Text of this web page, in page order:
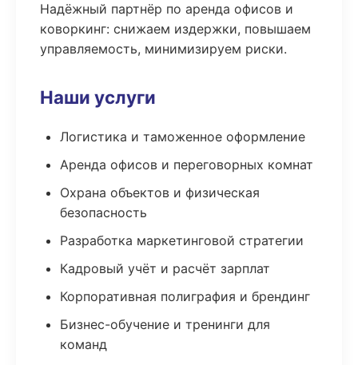
Надёжный партнёр по аренда офисов и
коворкинг: снижаем издержки, повышаем
управляемость, минимизируем риски.
Наши услуги
Логистика и таможенное оформление
Аренда офисов и переговорных комнат
Охрана объектов и физическая
безопасность
Разработка маркетинговой стратегии
Кадровый учёт и расчёт зарплат
Корпоративная полиграфия и брендинг
Бизнес-обучение и тренинги для
команд